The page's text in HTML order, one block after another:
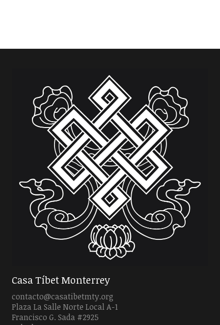
Casa Tíbet Monterrey
contacto@casatibetmty.org
Plaza La Salle Norte Local A-1
Francisco G. Sada #2925